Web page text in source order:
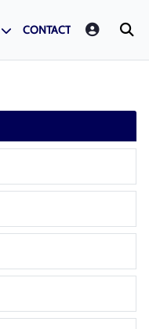
LOGIN
CONTACT